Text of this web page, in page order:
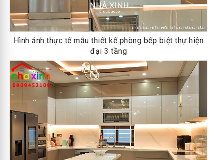
Hình ảnh thực tế mẫu thiết kế phòng bếp biệt thự hiện
đại 3 tầng